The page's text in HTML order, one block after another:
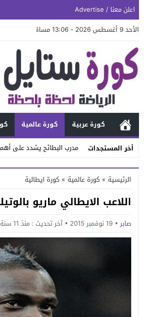
اعلن معنا / Advertise
الأحد 9 أغسطس 2026 - 13:06 مساءً
كورة عربية كورة عالمية
أخر المستجدات
مدرب البطائح يشدد على
Stop
Previous
Next
الرئيسية » كورة عالمية » كورة ايطالية
اللاعب الايطالي ماريو
صابر 19 نوفمبر 2015 آخر تحديث : منذ 11 سنة